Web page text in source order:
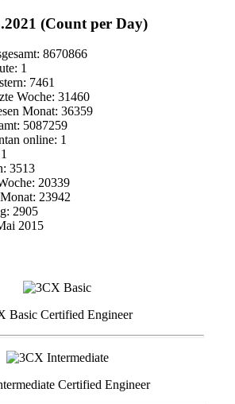
(Count per Day)
8670866
1
7461
Woche: 31460
Monat: 36359
5087259
online: 1
3513
20339
23942
2905
2015
Basic Certified Engineer
Certified Engineer